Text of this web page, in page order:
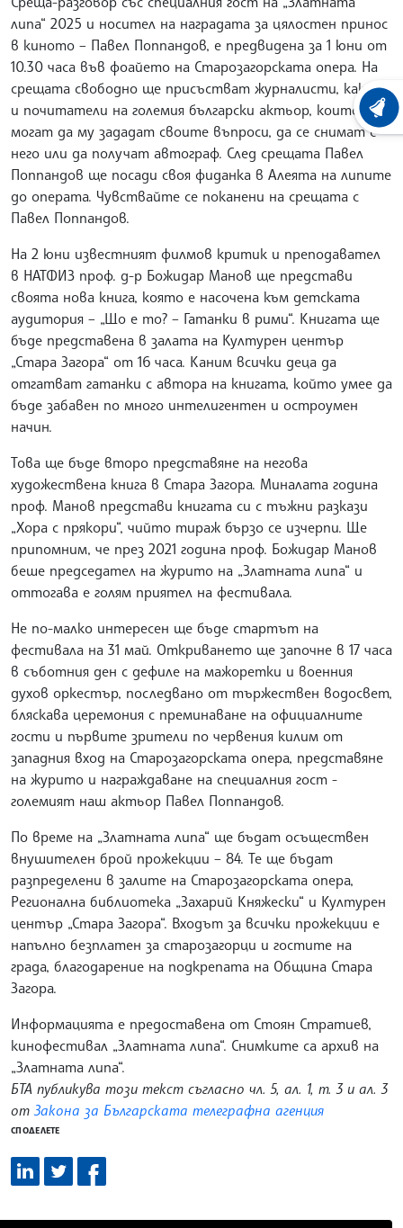
липа“ 2025 и носител на наградата за цялостен принос
в киното – Павел Поппандов, е предвидена за 1 юни от
10.30 часа във фоайето на Старозагорската опера. На
срещата свободно ще присъстват журналисти, както
и почитатели на големия български актьор, които ще
могат да му зададат своите въпроси, да се снимат с
него или да получат автограф. След срещата Павел
Поппандов ще посади своя фиданка в Алеята на липите
до операта. Чувствайте се поканени на срещата с
Павел Поппандов.
На 2 юни известният филмов критик и преподавател
в НАТФИЗ проф. д-р Божидар Манов ще представи
своята нова книга, която е насочена към детската
аудитория – „Що е то? – Гатанки в рими“. Книгата ще
бъде представена в залата на Културен център
„Стара Загора“ от 16 часа. Каним всички деца да
отгатват гатанки с автора на книгата, който умее да
бъде забавен по много интелигентен и остроумен
начин.
Това ще бъде второ представяне на негова
художествена книга в Стара Загора. Миналата година
проф. Манов представи книгата си с тъжни разкази
„Хора с прякори“, чийто тираж бързо се изчерпи. Ще
припомним, че през 2021 година проф. Божидар Манов
беше председател на журито на „Златната липа“ и
оттогава е голям приятел на фестивала.
Не по-малко интересен ще бъде стартът на
фестивала на 31 май. Откриването ще започне в 17 часа
в съботния ден с дефиле на мажоретки и военния
духов оркестър, последвано от тържествен водосвет,
бляскава церемония с преминаване на официалните
гости и първите зрители по червения килим от
западния вход на Старозагорската опера, представяне
на журито и награждаване на специалния гост -
големият наш актьор Павел Поппандов.
По време на „Златната липа“ ще бъдат осъществен
внушителен брой прожекции – 84. Те ще бъдат
разпределени в залите на Старозагорската опера,
Регионална библиотека „Захарий Княжески“ и Културен
център „Стара Загора“. Входът за всички прожекции е
напълно безплатен за старозагорци и гостите на
града, благодарение на подкрепата на Община Стара
Загора.
Информацията е предоставена от Стоян Стратиев,
кинофестивал „Златната липа“. Снимките са архив на
„Златната липа“.
БТА публикува този текст съгласно чл. 5, ал. 1, т. 3 и ал. 3
от Закона за Българската телеграфна агенция
СПОДЕЛЕТЕ